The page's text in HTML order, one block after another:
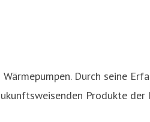
Durch seine
Produkte